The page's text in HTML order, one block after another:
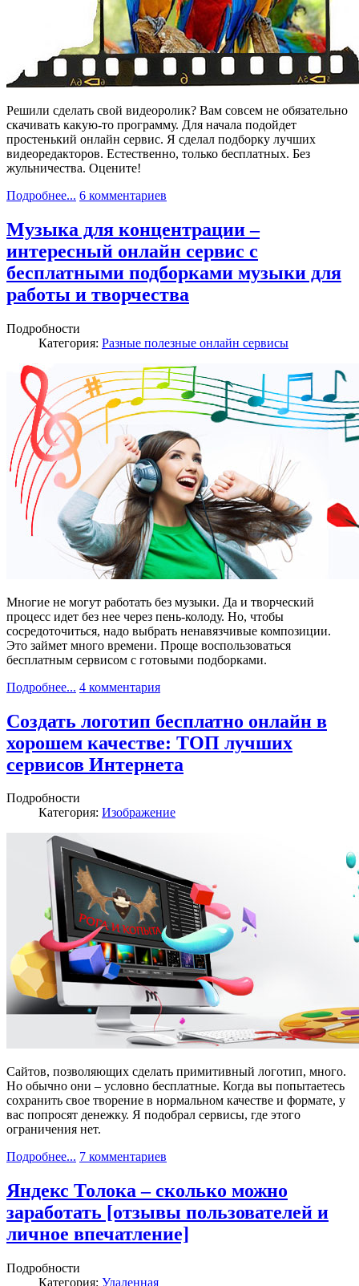
Решили сделать свой видеоролик? Вам совсем не обязательно
скачивать какую-то программу. Для начала подойдет
простенький онлайн сервис. Я сделал подборку лучших
видеоредакторов. Естественно, только бесплатных. Без
жульничества. Оцените!
Подробнее... 6 комментариев
Музыка для концентрации –
интересный онлайн сервис с
бесплатными подборками музыки для
работы и творчества
Подробности
Категория: Разные полезные онлайн сервисы
Многие не могут работать без музыки. Да и творческий
процесс идет без нее через пень-колоду. Но, чтобы
сосредоточиться, надо выбрать ненавязчивые композиции.
Это займет много времени. Проще воспользоваться
бесплатным сервисом с готовыми подборками.
Подробнее... 4 комментария
Создать логотип бесплатно онлайн в
хорошем качестве: ТОП лучших
сервисов Интернета
Подробности
Категория: Изображение
Сайтов, позволяющих сделать примитивный логотип, много.
Но обычно они – условно бесплатные. Когда вы попытаетесь
сохранить свое творение в нормальном качестве и формате, у
вас попросят денежку. Я подобрал сервисы, где этого
ограничения нет.
Подробнее... 7 комментариев
Яндекс Толока – сколько можно
заработать [отзывы пользователей и
личное впечатление]
Подробности
Категория: Удаленная